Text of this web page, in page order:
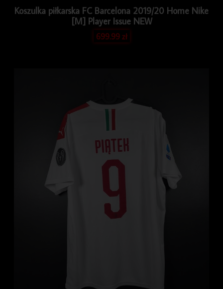
Koszulka piłkarska FC Barcelona 2019/20 Home Nike
[M] Player Issue NEW
699.99zł